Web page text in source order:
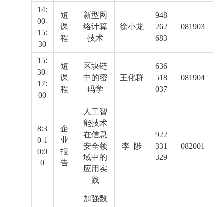
14:
00-
15:
30
短
课
程
新型网
络计算
技术
徐小龙
948
262
683
081903
15:
30-
17:
00
短
课
程
区块链
中的密
码学
王化群
636
518
037
081904
8:3
0-1
0:0
0
企
业
报
告
人工智
能技术
在信息
安全领
域中的
应用实
践
李 陟
922
331
329
082001
加强数